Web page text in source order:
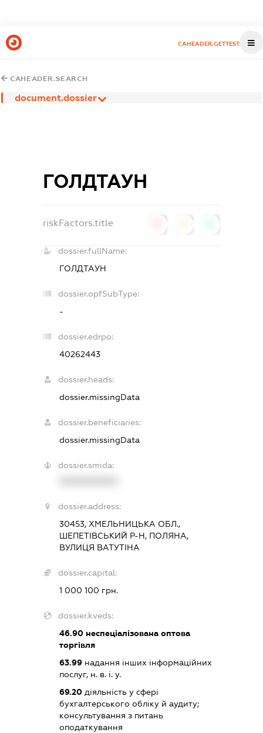
CAHEADER.GETTEST
CAHEADER.SEARCH
document.dossier
ГОЛДТАУН
riskFactors.title
dossier.fullName:
ГОЛДТАУН
dossier.opfSubType:
-
dossier.edrpo:
40262443
dossier.heads:
dossier.missingData
dossier.beneficiaries:
dossier.missingData
dossier.smida:
dossier.address:
30453, ХМЕЛЬНИЦЬКА ОБЛ.,
ШЕПЕТІВСЬКИЙ Р-Н, ПОЛЯНА,
ВУЛИЦЯ ВАТУТІНА
dossier.capital:
1 000 100 грн.
dossier.kveds:
46.90 неспеціалізована оптова
торгівля
63.99 надання інших інформаційних
послуг, н. в. і. у.
69.20 діяльність у сфері
бухгалтерського обліку й аудиту;
консультування з питань
оподаткування